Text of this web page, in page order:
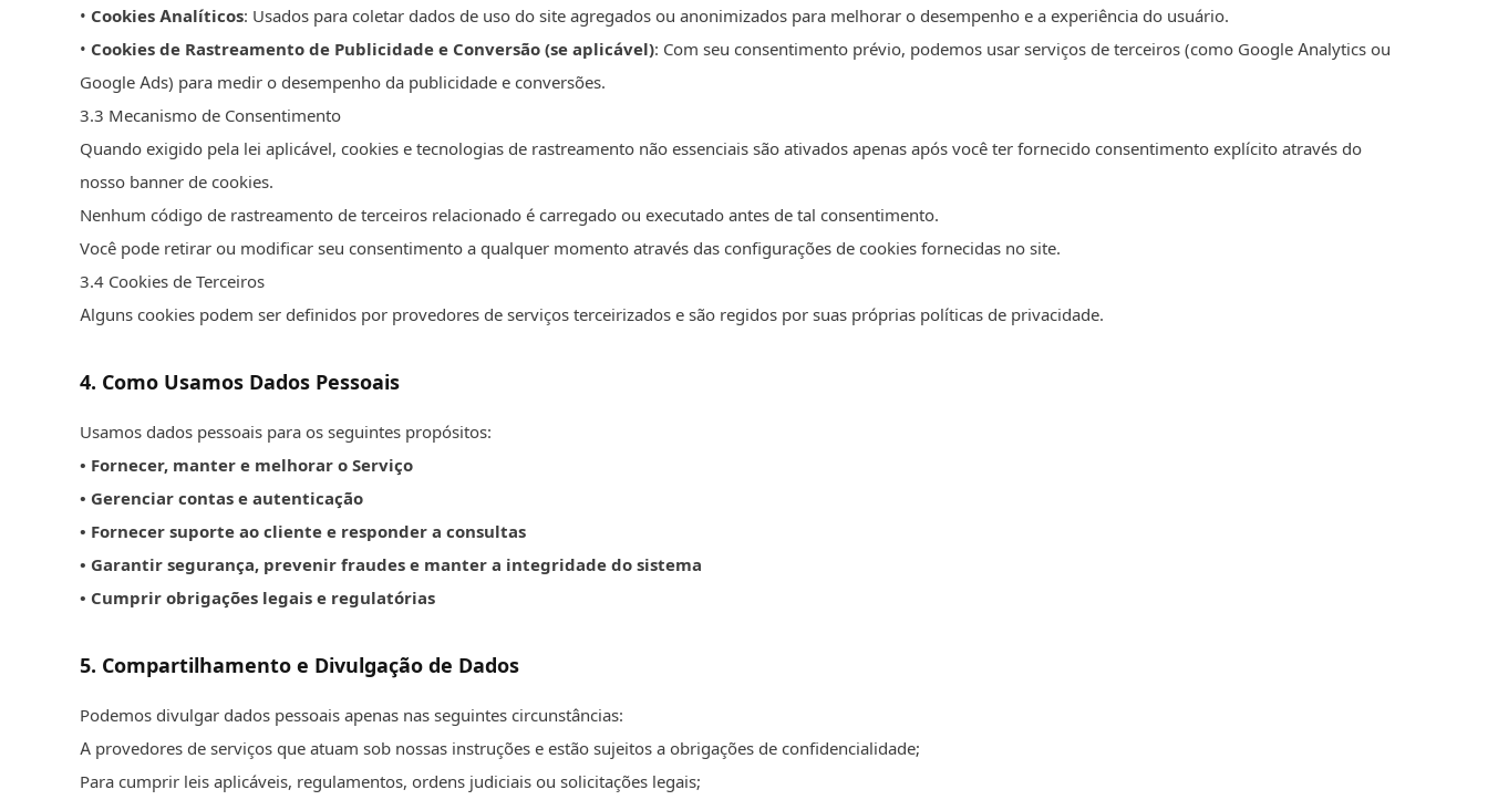
• Cookies Analíticos: Usados para coletar dados de uso do site agregados ou anonimizados para melhorar o desempenho e a experiência do usuário.
• Cookies de Rastreamento de Publicidade e Conversão (se aplicável): Com seu consentimento prévio, podemos usar serviços de terceiros (como Google Analytics ou
Google Ads) para medir o desempenho da publicidade e conversões.
3.3 Mecanismo de Consentimento
Quando exigido pela lei aplicável, cookies e tecnologias de rastreamento não essenciais são ativados apenas após você ter fornecido consentimento explícito através do
nosso banner de cookies.
Nenhum código de rastreamento de terceiros relacionado é carregado ou executado antes de tal consentimento.
Você pode retirar ou modificar seu consentimento a qualquer momento através das configurações de cookies fornecidas no site.
3.4 Cookies de Terceiros
Alguns cookies podem ser definidos por provedores de serviços terceirizados e são regidos por suas próprias políticas de privacidade.
4. Como Usamos Dados Pessoais
Usamos dados pessoais para os seguintes propósitos:
• Fornecer, manter e melhorar o Serviço
• Gerenciar contas e autenticação
• Fornecer suporte ao cliente e responder a consultas
• Garantir segurança, prevenir fraudes e manter a integridade do sistema
• Cumprir obrigações legais e regulatórias
5. Compartilhamento e Divulgação de Dados
Podemos divulgar dados pessoais apenas nas seguintes circunstâncias:
A provedores de serviços que atuam sob nossas instruções e estão sujeitos a obrigações de confidencialidade;
Para cumprir leis aplicáveis, regulamentos, ordens judiciais ou solicitações legais;